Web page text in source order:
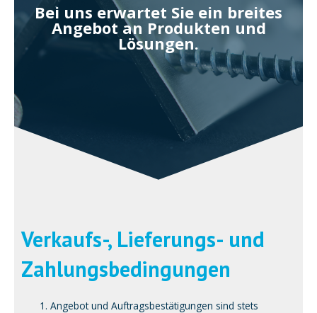
Bei uns erwartet Sie ein breites
Angebot an Produkten und
Lösungen.
Verkaufs-, Lieferungs- und
Zahlungsbedingungen
Angebot und Auftragsbestätigungen sind stets